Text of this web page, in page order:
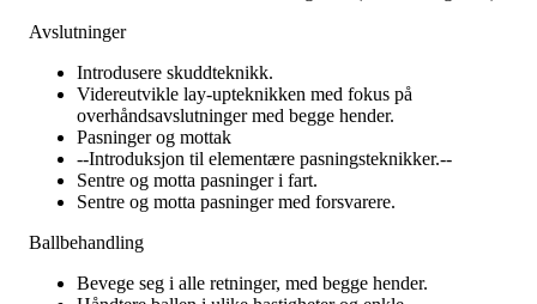
Avslutninger
Introdusere skuddteknikk.
Videreutvikle lay-upteknikken med fokus på
overhåndsavslutninger med begge hender.
Pasninger og mottak
--Introduksjon til elementære pasningsteknikker.--
Sentre og motta pasninger i fart.
Sentre og motta pasninger med forsvarere.
Ballbehandling
Bevege seg i alle retninger, med begge hender.